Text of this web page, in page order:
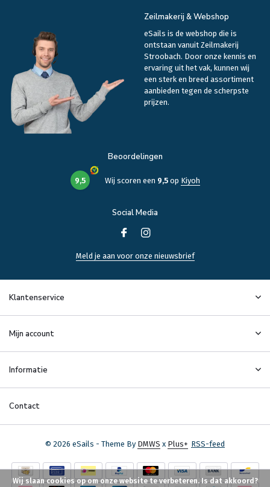
Zeilmakerij & Webshop
eSails is de webshop die is
ontstaan vanuit Zeilmakerij
Stroobach. Door onze kennis en
ervaring uit het vak, kunnen wij
een sterk en breed assortiment
aanbieden tegen de scherpste
prijzen.
Beoordelingen
9,5 Wij scoren een 9,5op Kiyoh
Social Media
Meld je aan voor onze nieuwsbrief
Klantenservice
Mijn account
Informatie
Contact
© 2026 eSails - Theme By DMWS x Plus+ RSS-feed
Wij slaan cookies op om onze website te verbeteren. Is dat akkoord?